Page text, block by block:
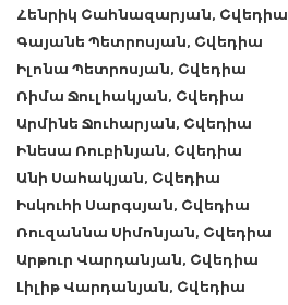
Հենրիկ Շահնազարյան, Շվեդիա
Գայանե Պետրոսյան, Շվեդիա
Իլոնա Պետրոսյան, Շվեդիա
Ռիմա Ջուլհակյան, Շվեդիա
Արմինե Ջուհարյան, Շվեդիա
Ինեսա Ռուբինյան, Շվեդիա
Անի Սահակյան, Շվեդիա
Իսկուհի Սարգսյան, Շվեդիա
Ռուզաննա Սիմոնյան, Շվեդիա
Արթուր Վարդանյան, Շվեդիա
Լիլիթ Վարդանյան, Շվեդիա